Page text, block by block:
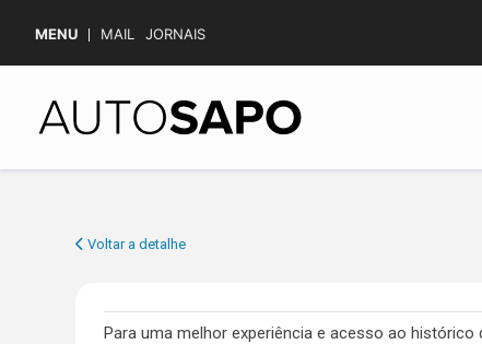
MENU MAIL JORNAIS
Voltar a detalhe
Para uma melhor experiência e acesso ao